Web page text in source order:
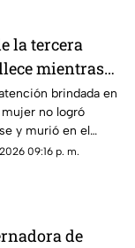
la tercera
mientras
por el Centro
brindada en
no logró
y murió en el
09:16 p. m.
de